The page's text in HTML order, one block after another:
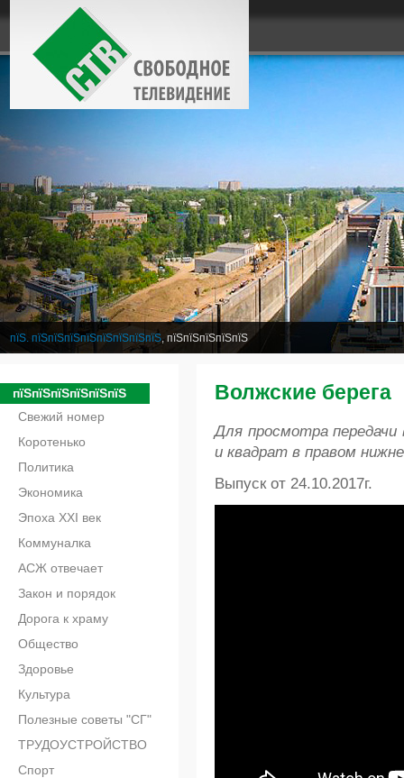
пїЅ. пїЅпїЅпїЅпїЅпїЅпїЅпїЅпїЅ, пїЅпїЅпїЅпїЅпїЅ
пїЅпїЅпїЅпїЅпїЅпїЅ
Свежий номер
Коротенько
Политика
Экономика
Эпоха XXI век
Коммуналка
АСЖ отвечает
Закон и порядок
Дорога к храму
Общество
Здоровье
Культура
Полезные советы "СГ"
ТРУДОУСТРОЙСТВО
Спорт
Волжские берега
Для просмотра
и квадрат в правом
Выпуск от 24.10.2017г.